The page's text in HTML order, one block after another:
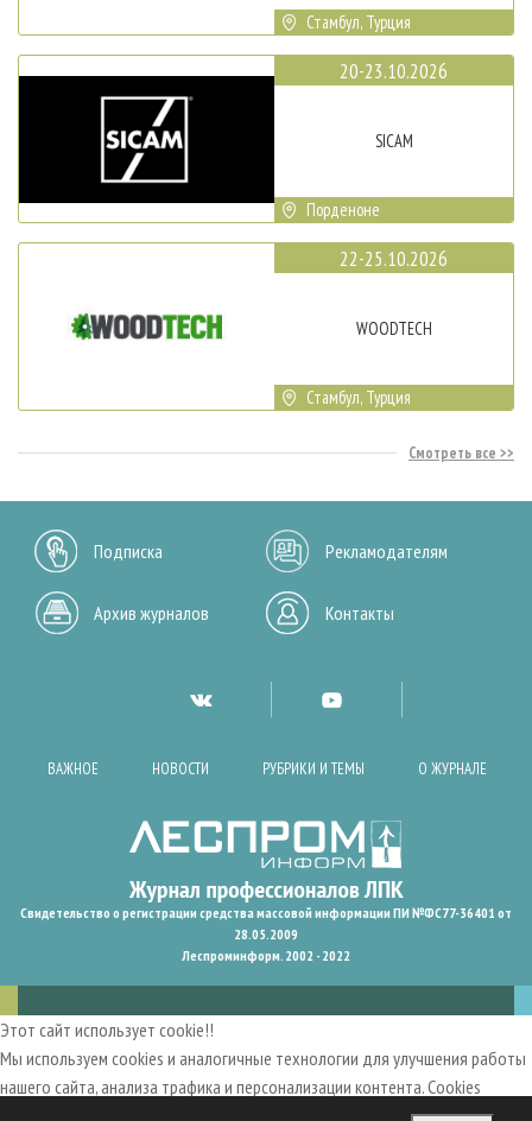
Стамбул, Турция
20-23.10.2026
SICAM
Порденоне
22-25.10.2026
WOODTECH
Стамбул, Турция
Смотреть все
Подписка Рекламодателям
Архив журналов Контакты
ВАЖНОЕ НОВОСТИ РУБРИКИ И ТЕМЫ О ЖУРНАЛЕ
Свидетельство о регистрации средства массовой информации ПИ №ФС77-36401 от
28.05.2009
Леспроминформ. 2002 - 2022
Этот сайт использует cookie!!
Мы используем cookies и аналогичные технологии для улучшения работы
нашего сайта, анализа трафика и персонализации контента. Cookies